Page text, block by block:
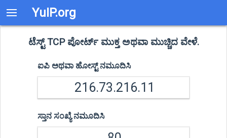
YuIP.org
ಟೆಸ್ಟ್ TCP ಪೋರ್ಟ್ ಮುಕ್ತ ಅಥವಾ ಮುಚ್ಚಿದ ವೇಳೆ.
ಐಪಿ ಅಥವಾ ಹೋಸ್ಟ್ ನಮೂದಿಸಿ
ಸ್ತಾನ ಸಂಖ್ಯೆ ನಮೂದಿಸಿ